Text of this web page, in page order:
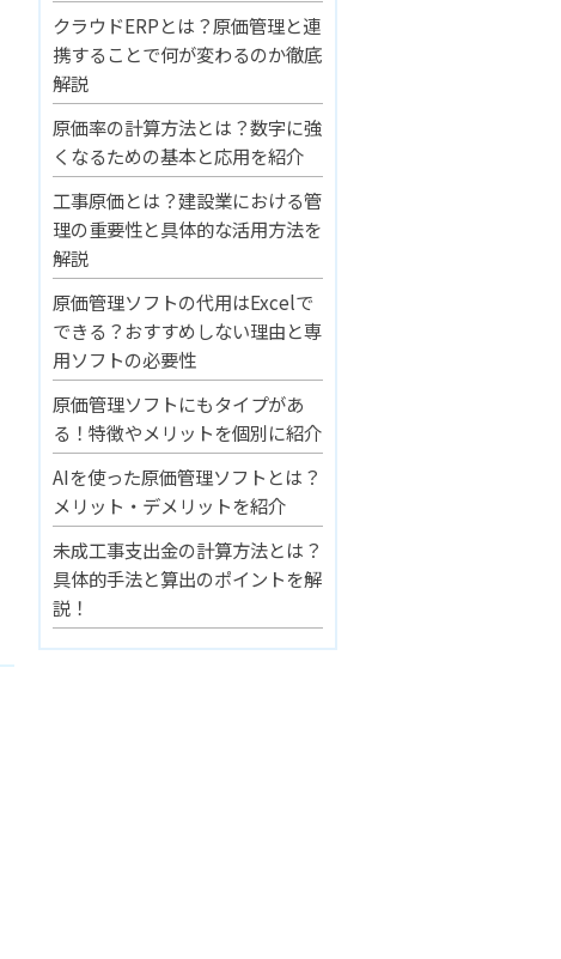
クラウドERPとは？原価管理と連
携することで何が変わるのか徹底
解説
原価率の計算方法とは？数字に強
くなるための基本と応用を紹介
工事原価とは？建設業における管
理の重要性と具体的な活用方法を
解説
原価管理ソフトの代用はExcelで
できる？おすすめしない理由と専
用ソフトの必要性
原価管理ソフトにもタイプがあ
る！特徴やメリットを個別に紹介
AIを使った原価管理ソフトとは？
メリット・デメリットを紹介
未成工事支出金の計算方法とは？
具体的手法と算出のポイントを解
説！